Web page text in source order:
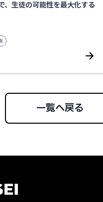
、生徒の可能性を最大化する
一覧へ戻る